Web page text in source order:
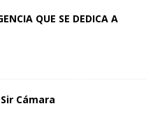
QUE SE DEDICA A
Cámara